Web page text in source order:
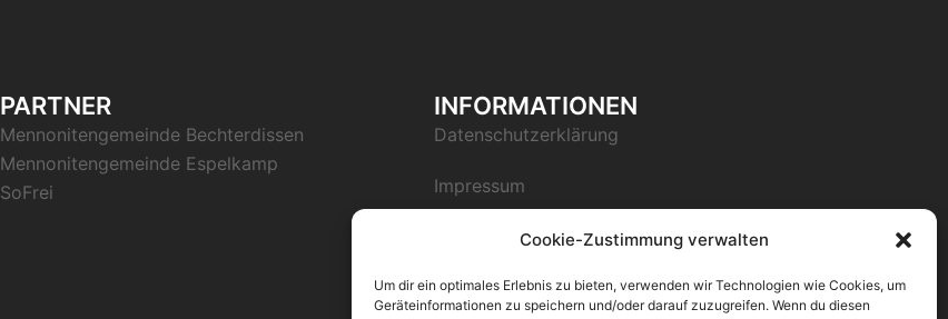
Cookie-Zustimmung verwalten
Um dir ein optimales Erlebnis zu bieten, verwenden wir Technologien wie Cookies, um
Geräteinformationen zu speichern und/oder darauf zuzugreifen. Wenn du diesen
PARTNER
Mennonitengemeinde Bechterdissen
Mennonitengemeinde Espelkamp
SoFrei
INFORMATIONEN
Datenschutzerklärung
Impressum